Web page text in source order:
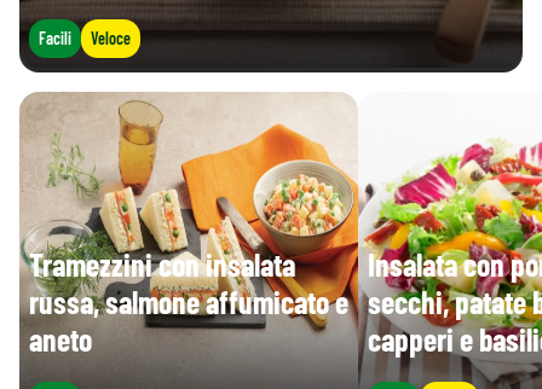
Facili Veloce
Tramezzini con insalata
russa, salmone affumicato e
aneto
Insalata con
secchi, patate
capperi e